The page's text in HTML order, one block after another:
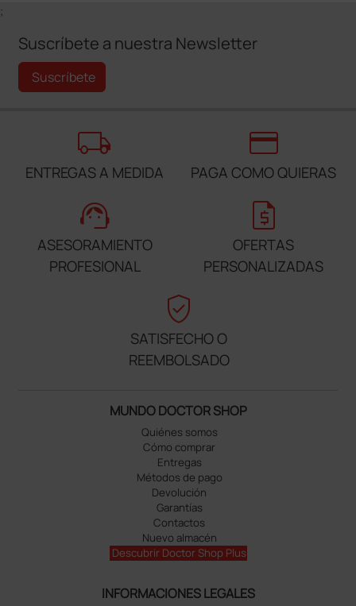
;
Suscríbete a nuestra Newsletter
Suscríbete
local_shipping
ENTREGAS A MEDIDA
credit_card
PAGA COMO QUIERAS
support_agent
ASESORAMIENTO
PROFESIONAL
request_quote
OFERTAS
PERSONALIZADAS
verified_user
SATISFECHO O
REEMBOLSADO
MUNDO DOCTOR SHOP
Quiénes somos
Cómo comprar
Entregas
Métodos de pago
Devolución
Garantías
Contactos
Nuevo almacén
Descubrir Doctor Shop Plus
INFORMACIONES LEGALES